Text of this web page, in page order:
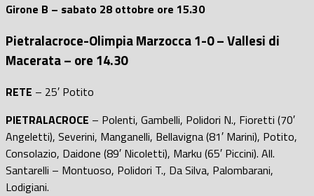
Girone B – sabato 28 ottobre ore 15.30
Pietralacroce-Olimpia Marzocca 1-0 – Vallesi di
Macerata – ore 14.30
RETE – 25′ Potito
PIETRALACROCE – Polenti, Gambelli, Polidori N., Fioretti (70′
Angeletti), Severini, Manganelli, Bellavigna (81′ Marini), Potito,
Consolazio, Daidone (89′ Nicoletti), Marku (65′ Piccini). All.
Santarelli – Montuoso, Polidori T., Da Silva, Palombarani,
Lodigiani.